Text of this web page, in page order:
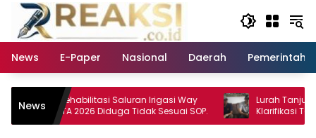
Langsung
konten
News
E-Paper Nasional Daerah
News
Rehabilitasi Saluran Irigasi Way
TA 2026 Diduga Tidak Sesuai SOP.
Lurah Tanjung
Klarifikasi Terkait
Antar Warga Yang